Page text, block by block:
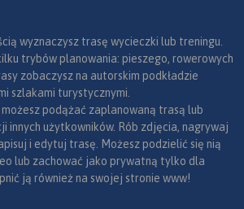
wyznaczysz trasę wycieczki lub treningu.
trybów planowania: pieszego, rowerowych
zobaczysz na autorskim podkładzie
szlakami turystycznymi.
podążać zaplanowaną trasą lub
innych użytkowników. Rób zdjęcia, nagrywaj
i edytuj trasę. Możesz podzielić się nią
lub zachować jako prywatną tylko dla
ją również na swojej stronie www!